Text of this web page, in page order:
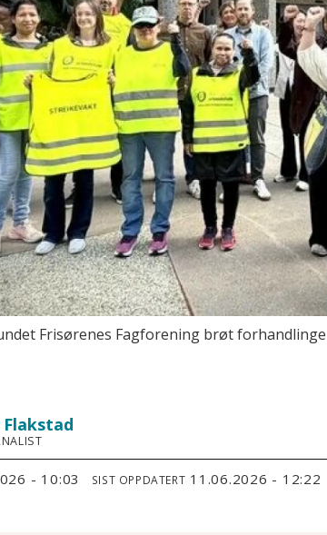
Frisørenes Fagforening brøt
Flakstad
- 10:03 SIST OPPDATERT 11.06.2026 - 12:22